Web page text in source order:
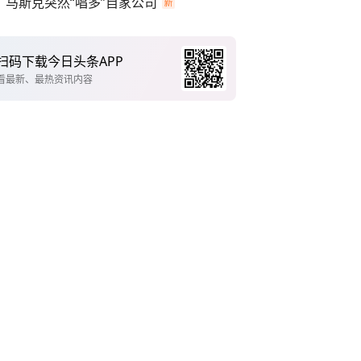
码下载今日头条APP
最新、最热资讯内容